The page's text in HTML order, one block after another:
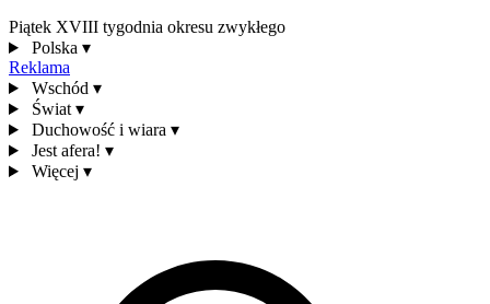
Piątek XVIII tygodnia okresu zwykłego
Polska ▾
Reklama
Wschód ▾
Świat ▾
Duchowość i wiara ▾
Jest afera! ▾
Więcej ▾